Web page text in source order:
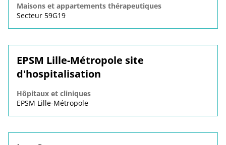
Maisons et appartements thérapeutiques
Secteur 59G19
EPSM Lille-Métropole site
d'hospitalisation
Hôpitaux et cliniques
EPSM Lille-Métropole